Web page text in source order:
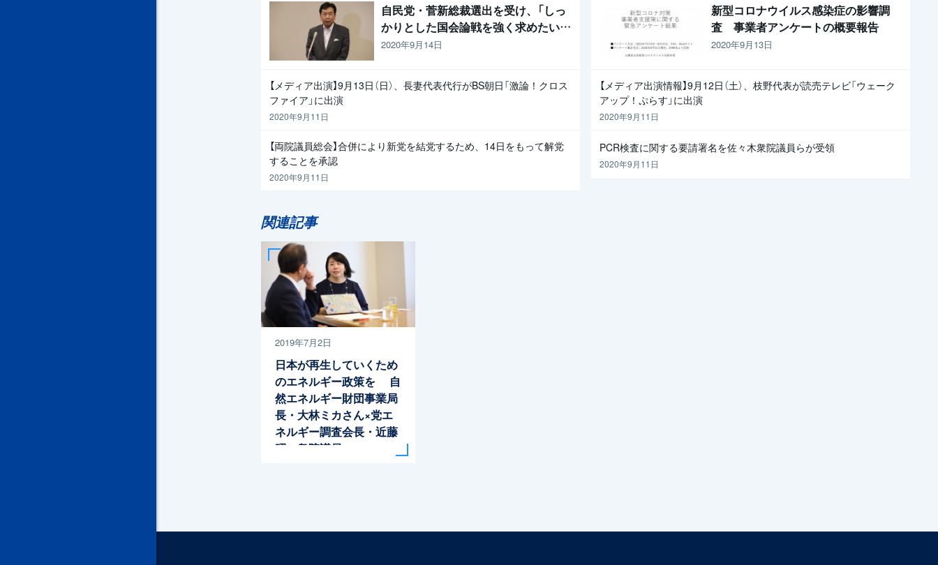
自民党・菅新総裁選出を受け、「しっ
かりとした国会論戦を強く求めたい」
と枝野代表
2020年9月14日
【メディア出演】9月13日（日）、長妻代表代行がBS朝日「激論！クロス
ファイア」に出演
2020年9月11日
【両院議員総会】合併により新党を結党するため、14日をもって解党
することを承認
2020年9月11日
新型コロナウイルス感染症の影響調
査 事業者アンケートの概要報告
2020年9月13日
【メディア出演情報】9月12日（土）、枝野代表が読売テレビ「ウェーク
アップ！ぷらす」に出演
2020年9月11日
PCR検査に関する要請署名を佐々木衆院議員らが受領
2020年9月11日
関連記事
2019年7月2日
日本が再生していくため
のエネルギー政策を 自
然エネルギー財団事業局
長・大林ミカさん×党エ
ネルギー調査会長・近藤
昭一衆院議員